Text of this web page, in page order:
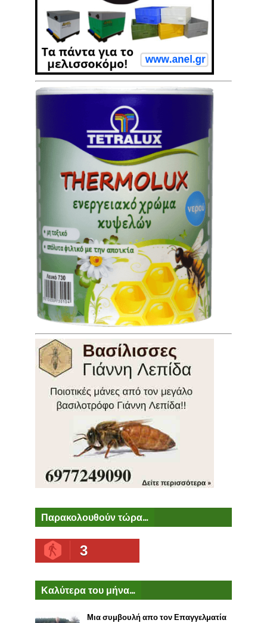
Παρακολουθούν τώρα...
3
Καλύτερα του μήνα...
Μια συμβουλή απο τον Επαγγελματία